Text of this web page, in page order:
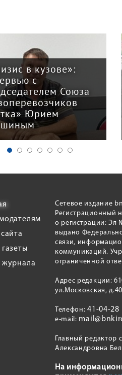
в кузове»:
с
Союза
Юрием
журнала
Сетевое издание
Регистрационный
о регистрации: Эл
выдано
связи,
коммуникаций.
ограниченной
Адрес редакции:
ул.Московская,
Телефон:41-04-28
e-mail:
Главный редактор
Александровна
На